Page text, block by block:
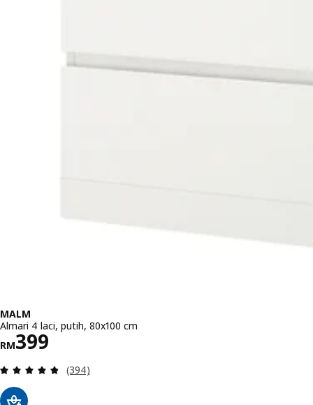
MALM
Almari 4 laci, putih, 80x100 cm
RM399
Harga RM 399
Ulasan: 4.8 daripada 5 bintang. Jumlah ulasan:
(394)